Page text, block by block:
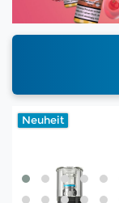
Neuheit